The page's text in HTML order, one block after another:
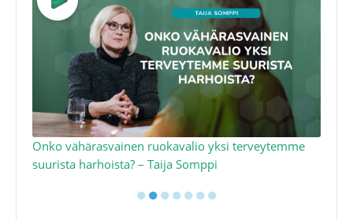
Onko vähärasvainen ruokavalio yksi terveytemme
suurista harhoista? – Taija Somppi
●●●●●●●